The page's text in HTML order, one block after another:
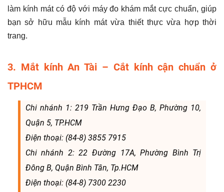
làm kính mát có độ với máy đo khám mắt cực chuẩn, giúp
bạn sở hữu mẫu kính mát vừa thiết thực vừa hợp thời
trang.
3. Mắt kính An Tài – Cắt kính cận chuẩn ở
TPHCM
Chi nhánh 1: 219 Trần Hưng Đạo B, Phường 10,
Quận 5, TP.HCM
Điện thoại: (84-8) 3855 7915
Chi nhánh 2: 22 Đường 17A, Phường Bình Trị
Đông B, Quận Bình Tân, Tp.HCM
Điện thoại: (84-8) 7300 2230